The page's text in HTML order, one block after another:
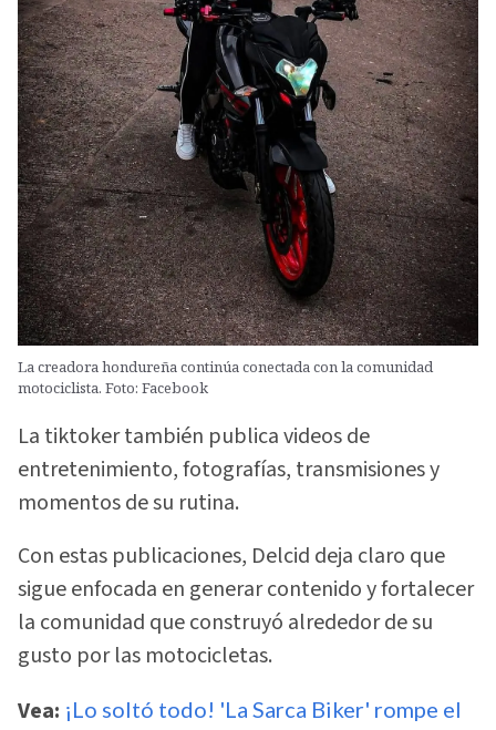
La creadora hondureña continúa conectada con la comunidad
motociclista. Foto: Facebook
La tiktoker también publica videos de
entretenimiento, fotografías, transmisiones y
momentos de su rutina.
Con estas publicaciones, Delcid deja claro que
sigue enfocada en generar contenido y fortalecer
la comunidad que construyó alrededor de su
gusto por las motocicletas.
Vea: ¡Lo soltó todo! 'La Sarca Biker' rompe el